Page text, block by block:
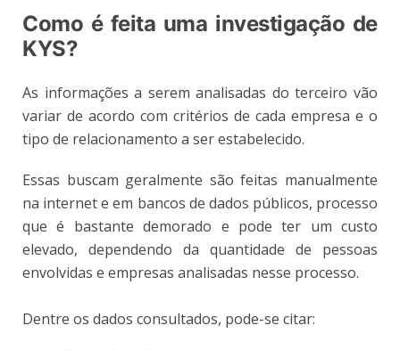
Como é feita uma investigação de
KYS?
As informações a serem analisadas do terceiro vão
variar de acordo com critérios de cada empresa e o
tipo de relacionamento a ser estabelecido.
Essas buscam geralmente são feitas manualmente
na internet e em bancos de dados públicos, processo
que é bastante demorado e pode ter um custo
elevado, dependendo da quantidade de pessoas
envolvidas e empresas analisadas nesse processo.
Dentre os dados consultados, pode-se citar: